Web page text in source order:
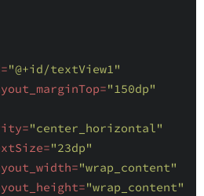
="@+id/textView1"
="150dp"
="center_horizontal"
="23dp"
="wrap_content"
="wrap_content"